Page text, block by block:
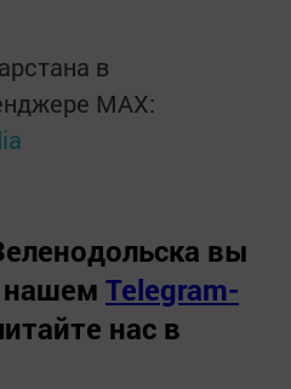
в
MАХ:
вы
нашем Telegram-
нас в